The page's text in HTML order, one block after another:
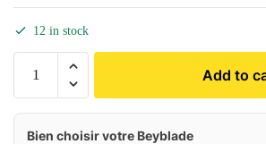
12 in stock
Add to
Bien choisir votre Beyblade